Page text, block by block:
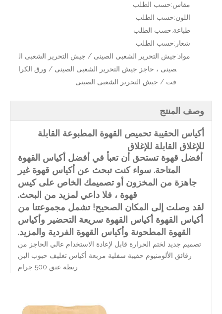
مقاس:حسب الطلب
اللون:حسب الطلب
طباعة:حسب الطلب
شعار:حسب الطلب
مواد:جيش التحرير الشعبى الصينى / جيش التحرير الشعبى ال
صينى ، حاجز جيش التحرير الشعبى الصينى / ورق الكرا
فت / جيش التحرير الشعبى الصينى
وصف المنتج
أكياس الحقيبة تحميص القهوة المطبوعة القابلة
للإغلاق القابلة للإغلاق
أفضل قهوة تستحق أن تعبأ في أفضل أكياس القهوة
المتاحة. سواء كنت تبحث عن أكياس قهوة غير
جاهزة من المخزون أو تصميمك الخاص على كيس
قهوة ، فلا داعي لمزيد من البحث.
لقد وصلت إلى المكان الصحيح! تشمل مجموعتنا من
أكياس القهوة أكياس القهوة سريعة التحضير وأكياس
القهوة المطحونة وأكياس القهوة الفردية والمزيد.
تصميم جديد لختم الحرارة قابل لإعادة الاستخدام عالي الحاجز من
رقائق الألومنيوم حقيبة سفلية مربعة أكياس تغليف حبوب البن
ربطة عنق 500 جرام